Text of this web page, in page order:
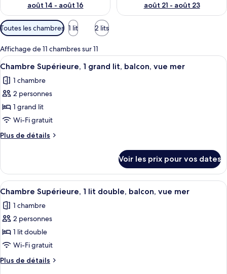
août 14 - août 16
août 21 - août 23
Filtres
disponibles
pour
les
chambres
Toutes les chambres 1 lit 2 lits
Affichage de 11 chambres sur 11
Afficher
toutes
les
photos
pour
ce
type
de
Chambre
Supérieure,
1
grand
lit,
balcon,
vue
mer
Une chambre d’hôtel avec un lit,
5
Chambre Supérieure, 1 grand lit, balcon, vue mer
1 chambre
2 personnes
1 grand lit
Wi-Fi gratuit
Plus de détails
Plus
le
type
de
Chambre
Supérieure,
grand
lit,
vue
Voir les prix pour vos dates
Afficher
toutes
les
photos
pour
ce
type
de
Une chambre d’hôtel avec un lit,
8
Chambre Supérieure, 1 lit double, balcon, vue mer
1 chambre
2 personnes
1 lit double
Wi-Fi gratuit
Plus de détails
Plus